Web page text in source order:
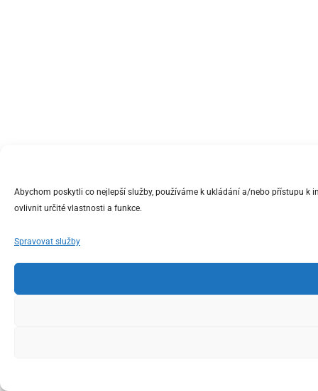
Abychom poskytli co nejlepší služby, používáme k ukládání a/nebo přístupu
ovlivnit určité vlastnosti a funkce.
Spravovat služby